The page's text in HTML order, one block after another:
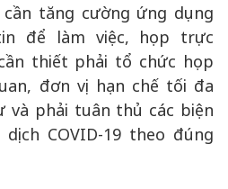
tăng cường ứng dụng
để làm việc, họp trực
thiết phải tổ chức họp
đơn vị hạn chế tối đa
và phải tuân thủ các biện
COVID-19 theo đúng